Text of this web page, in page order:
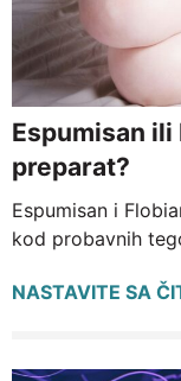
Espumisan ili
preparat?
Espumisan i
kod probavnih
NASTAVITE SA